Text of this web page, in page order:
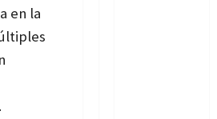
en la